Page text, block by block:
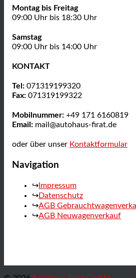
Montag bis Freitag
09:00 Uhr bis 18:30 Uhr
Samstag
09:00 Uhr bis 14:00 Uhr
KONTAKT
Tel: 071319199320
Fax: 071319199322
Mobilnummer: +49 171 6160819
Email: mail@autohaus-firat.de
oder über unser Kontaktformular
Navigation
Impressum
Datenschutz
AGB
AGB Neuwagenverkauf